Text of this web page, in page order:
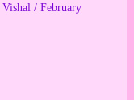
Vishal / February